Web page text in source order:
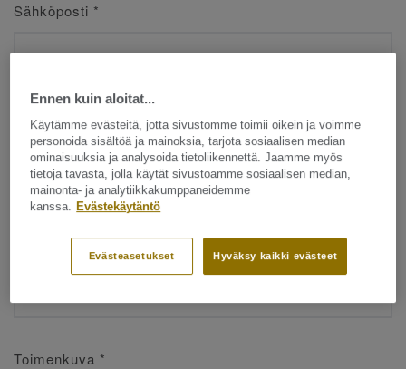
Sähköposti *
Etunimi*
Sukunimi*
Toimenkuva *
Ennen kuin aloitat...
Käytämme evästeitä, jotta sivustomme toimii oikein ja voimme
personoida sisältöä ja mainoksia, tarjota sosiaalisen median
ominaisuuksia ja analysoida tietoliikennettä. Jaamme myös
tietoja tavasta, jolla käytät sivustoamme sosiaalisen median,
mainonta- ja analytiikkakumppaneidemme
kanssa.
Evästekäytäntö
Hyväksy kaikki evästeet
Evästeasetukset